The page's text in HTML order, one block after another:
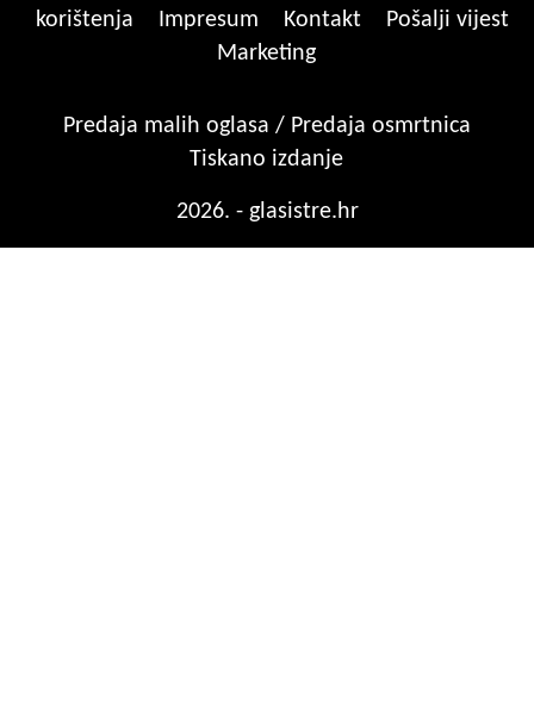
korištenja
Impresum Kontakt
Pošalji vijest
Marketing
Predaja malih oglasa / Predaja osmrtnica
Tiskano izdanje
2026. - glasistre.hr